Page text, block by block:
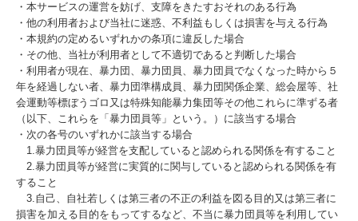
・本サービスの運営を妨げ、支障をきたすおそれのある行為
・他の利用者および当社に迷惑、不利益もしくは損害を与える行為
・本規約の定めるいずれかの条項に違反した場合
・その他、当社が利用者として不適切であると判断した場合
・利用者が現在、暴力団、暴力団員、暴力団員でなくなった時から５
年を経過しない者、暴力団準構成員、暴力団関係企業、総会屋等、社
会運動等標ぼうゴロ又は特殊知能暴力集団等その他これらに準ずる者
（以下、これらを「暴力団員等」という。）に該当する場合
・次の各号のいずれかに該当する場合
1.暴力団員等が経営を支配していると認められる関係を有すること
2.暴力団員等が経営に実質的に関与していると認められる関係を有
すること
3.自己、自社若しくは第三者の不正の利益を図る目的又は第三者に
損害を加える目的をもってするなど、不当に暴力団員等を利用してい